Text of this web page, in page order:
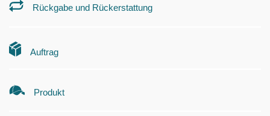
Rückgabe und Rückerstattung
Auftrag
Produkt